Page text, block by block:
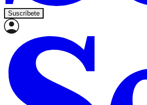
Suscríbete